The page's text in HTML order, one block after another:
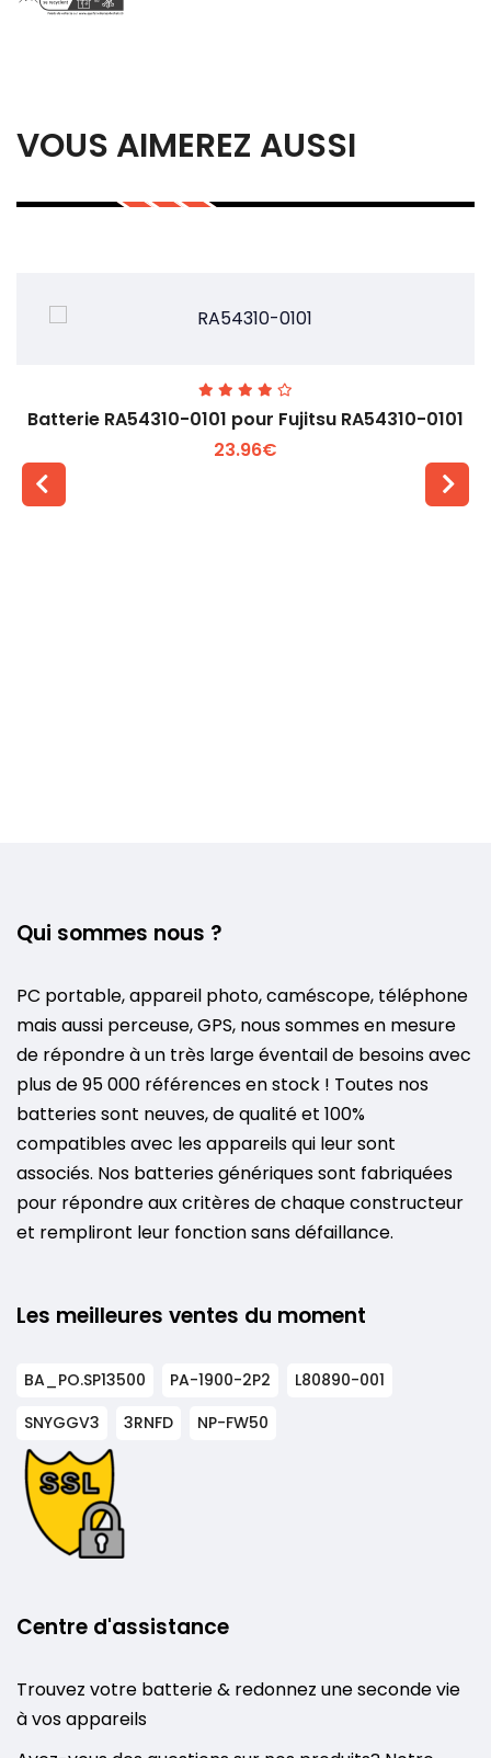
VOUS AIMEREZ AUSSI
Batterie RA54310-0101 pour Fujitsu RA54310-0101
23.96€
Qui sommes nous ?
PC portable, appareil photo, caméscope, téléphone
mais aussi perceuse, GPS, nous sommes en mesure
de répondre à un très large éventail de besoins avec
plus de 95 000 références en stock ! Toutes nos
batteries sont neuves, de qualité et 100%
compatibles avec les appareils qui leur sont
associés. Nos batteries génériques sont fabriquées
pour répondre aux critères de chaque constructeur
et rempliront leur fonction sans défaillance.
Les meilleures ventes du moment
BA_PO.SP13500 PA-1900-2P2
L80890-001
SNYGGV3
3RNFD NP-FW50
Centre d'assistance
Trouvez votre batterie & redonnez une seconde vie
à vos appareils